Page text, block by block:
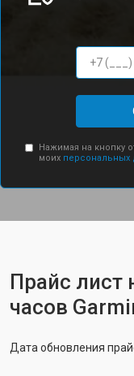
Нажимая на кнопку
моих персональных
Прайс лист
часов
Дата обновления